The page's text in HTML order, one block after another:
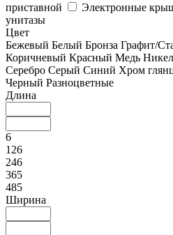
приставной
Электронные
унитазы
Цвет
Бежевый Белый Бронза Графит/
Коричневый Красный Медь
Серебро Серый Синий Хром
Черный Разноцветные
Длина
6
126
246
365
485
Ширина